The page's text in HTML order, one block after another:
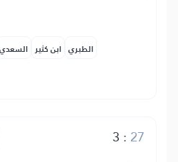
السعدي ابن كثير الطبري
3 : 27